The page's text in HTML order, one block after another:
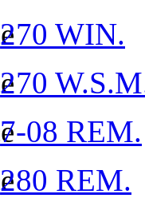
270 WIN.
270
7-08 REM.
280 REM.